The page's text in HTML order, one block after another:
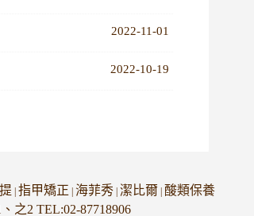
2022-11-01
2022-10-19
指甲矯正 海菲秀 潔比爾 酸類保養
之2 TEL:02-87718906